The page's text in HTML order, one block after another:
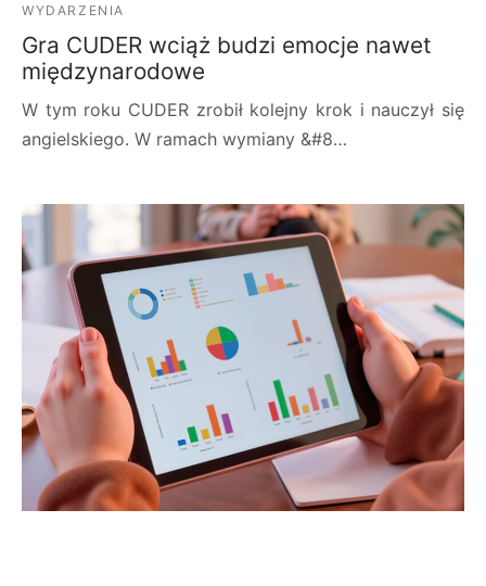
WYDARZENIA
Gra CUDER wciąż budzi emocje nawet
międzynarodowe
W tym roku CUDER zrobił kolejny krok i nauczył się
angielskiego. W ramach wymiany &#8…